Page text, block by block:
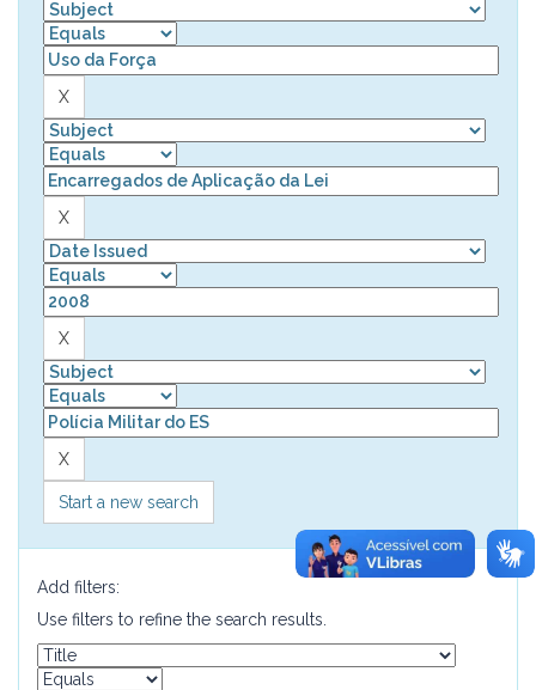
Start a new search
Add filters:
Use filters to refine the search results.